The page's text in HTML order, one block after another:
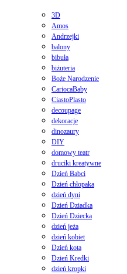
3D
Amos
Andrzejki
balony
bibuła
biżuteria
Boże Narodzenie
CariocaBaby
CiastoPlasto
decoupage
dekoracje
dinozaury
DIY
domowy teatr
druciki kreatywne
Dzień Babci
Dzień chłopaka
dzień dyni
Dzień Dziadka
Dzień Dziecka
dzień jeża
dzień kobiet
Dzień kota
Dzień Kredki
dzień kropki